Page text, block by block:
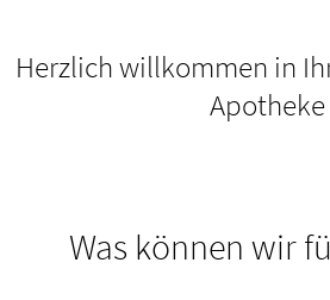
Herzlich willkommen in
Apotheke
Was können wir